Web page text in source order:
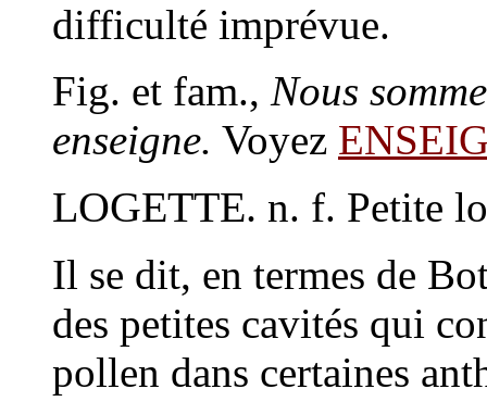
difficulté imprévue.
Fig. et fam., Nous
enseigne. Voyez
LOGETTE. n. f. Petite
Il se dit, en termes de
des petites cavités qui
pollen dans certaines